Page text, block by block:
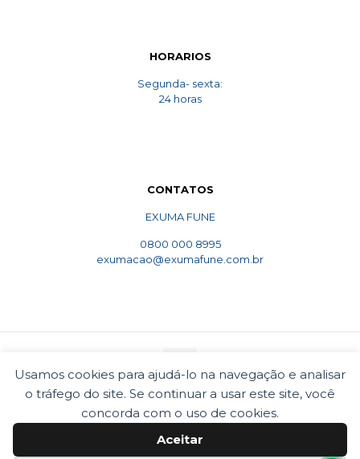
Usamos cookies para ajudá-lo na navegação e analisar
o tráfego do site. Se continuar a usar este site, você
concorda com o uso de cookies.
Aceitar
HORARIOS
Segunda- sexta:
24 horas
CONTATOS
EXUMA FUNE
0800 000 8995
exumacao@exumafune.com.br
© 2010 Exumafune. Todos direitos reservados- Ligue
0800 000 8995. Exumações de ossos em todo o Brasil.
Termos e condições
Politica de privacidade